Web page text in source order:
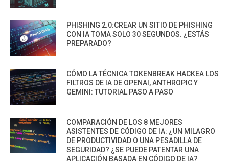
PHISHING 2.0:CREAR UN SITIO DE PHISHING
CON IA TOMA SOLO 30 SEGUNDOS. ¿ESTÁS
PREPARADO?
CÓMO LA TÉCNICA TOKENBREAK HACKEA LOS
FILTROS DE IA DE OPENAI, ANTHROPIC Y
GEMINI: TUTORIAL PASO A PASO
COMPARACIÓN DE LOS 8 MEJORES
ASISTENTES DE CÓDIGO DE IA: ¿UN MILAGRO
DE PRODUCTIVIDAD O UNA PESADILLA DE
SEGURIDAD? ¿SE PUEDE PATENTAR UNA
APLICACIÓN BASADA EN CÓDIGO DE IA?